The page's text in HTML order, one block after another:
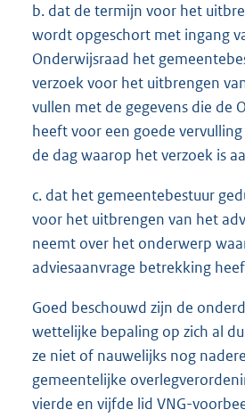
b. dat de termijn voor het
wordt opgeschort met ingang
Onderwijsraad het
verzoek voor het uitbrengen
vullen met de gegevens die de
heeft voor een goede
de dag waarop het verzoek is
c. dat het gemeentebestuur
voor het uitbrengen van het
neemt over het onderwerp
adviesaanvrage betrekking
Goed beschouwd zijn de
wettelijke bepaling op zich al
ze niet of nauwelijks nog
gemeentelijke
vierde en vijfde lid VNG-